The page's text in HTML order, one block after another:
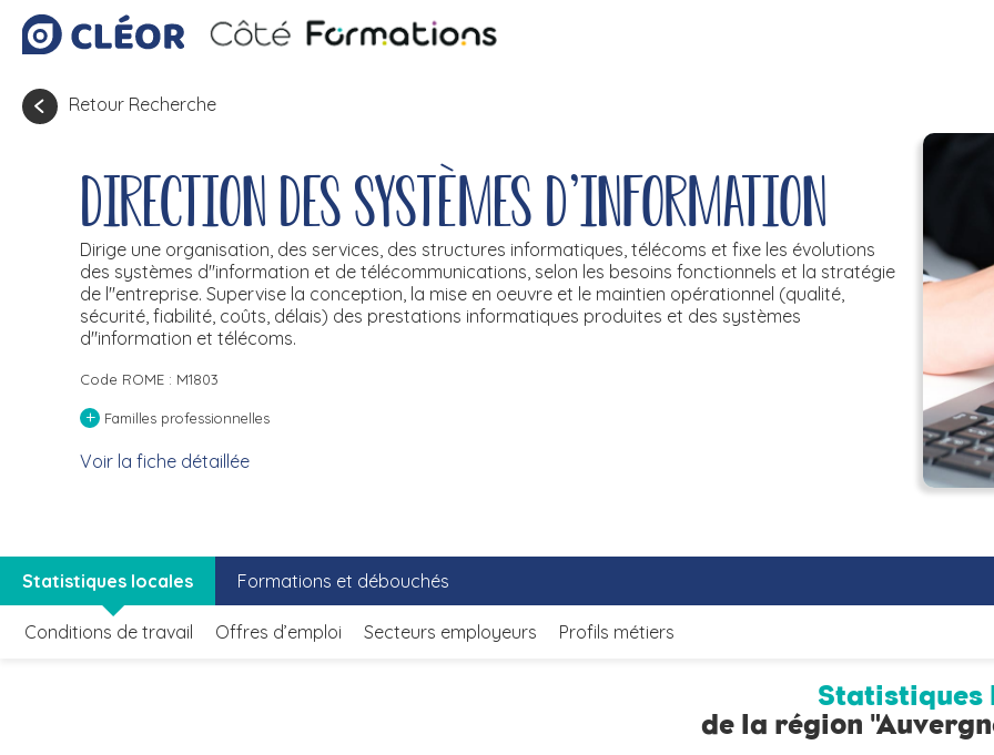
Retour Recherche
Direction des systèmes d'information
Dirige une organisation, des services, des structures informatiques, télécoms et fixe les évolutions
des systèmes d''information et de télécommunications, selon les besoins fonctionnels et la stratégie
de l''entreprise. Supervise la conception, la mise en oeuvre et le maintien opérationnel (qualité,
sécurité, fiabilité, coûts, délais) des prestations informatiques produites et des systèmes
d''information et télécoms.
Code ROME : M1803
+ Familles professionnelles
Voir la fiche détaillée
Statistiques locales Formations et débouchés
Conditions de travail Offres d’emploi Secteurs employeurs Profils métiers
Statistiques
de la région